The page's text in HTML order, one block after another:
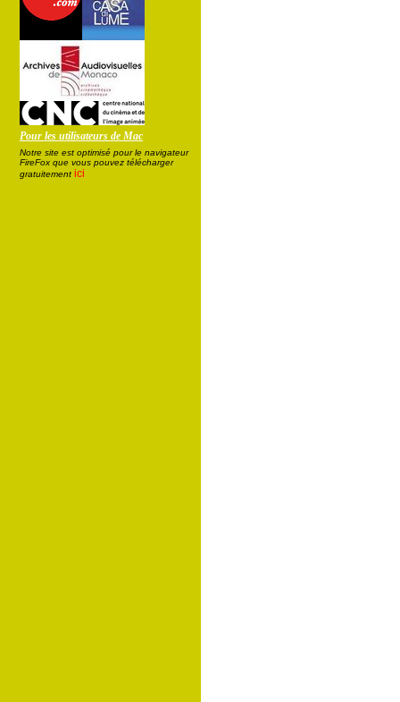
Pour les utilisateurs de Mac
Notre site est optimisé pour le navigateur
FireFox que vous pouvez télécharger
gratuitement ici